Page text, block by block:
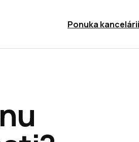
Ponuka kancelárií